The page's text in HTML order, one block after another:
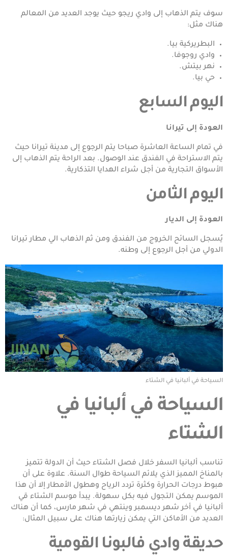
سوف يتم الذهاب إلى وادي ريجو حيث يوجد العديد من المعالم
هناك مثل:
البطريركية بيا.
وادي روجوفا.
نهر بيتش.
حي بيا.
اليوم السابع
العودة إلى تيرانا
في تمام الساعة العاشرة صباحا يتم الرجوع إلى مدينة تيرانا حيث
يتم الاستراحة في الفندق عند الوصول. بعد الراحة يتم الذهاب إلى
الأسواق التجارية من أجل شراء الهدايا التذكارية.
اليوم الثامن
العودة إلى الديار
يُسجل السائح الخروج من الفندق ومن ثم الذهاب الي مطار تيرانا
الدولي من أجل الرجوع إلى وطنه.
السياحة في ألبانيا في الشتاء
السياحة في ألبانيا في
الشتاء
تناسب ألبانيا السفر خلال فصل الشتاء حيث أن الدولة تتميز
بالمناخ المميز الذي يلائم السياحة طوال السنة. علاوة على أن
هبوط درجات الحرارة وكثرة تردد الرياح وهطول الأمطار إلا أن هذا
الموسم يمكن التجول فيه بكل سهولة. يبدأ موسم الشتاء قي
ألبانيا في أخر شهر ديسمبر وينتهي في شهر مارس، كما أن هناك
العديد من الأماكن التي يمكن زيارتها هناك على سبيل المثال:
حديقة وادي فالبونا القومية